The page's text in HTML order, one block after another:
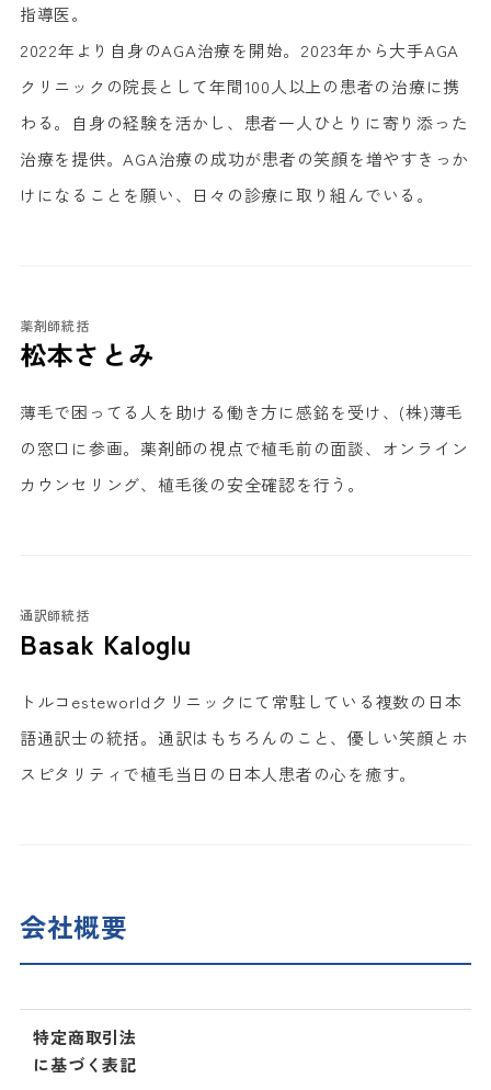
指導医。
2022年より自身のAGA治療を開始。2023年から大手AGA
クリニックの院長として年間100人以上の患者の治療に携
わる。自身の経験を活かし、患者一人ひとりに寄り添った
治療を提供。AGA治療の成功が患者の笑顔を増やすきっか
けになることを願い、日々の診療に取り組んでいる。
薬剤師統括
松本さとみ
薄毛で困ってる人を助ける働き方に感銘を受け、(株)薄毛
の窓口に参画。薬剤師の視点で植毛前の面談、オンライン
カウンセリング、植毛後の安全確認を行う。
通訳師統括
Basak Kaloglu
トルコesteworldクリニックにて常駐している複数の日本
語通訳士の統括。通訳はもちろんのこと、優しい笑顔とホ
スピタリティで植毛当日の日本人患者の心を癒す。
会社概要
特定商取引法
に基づく表記